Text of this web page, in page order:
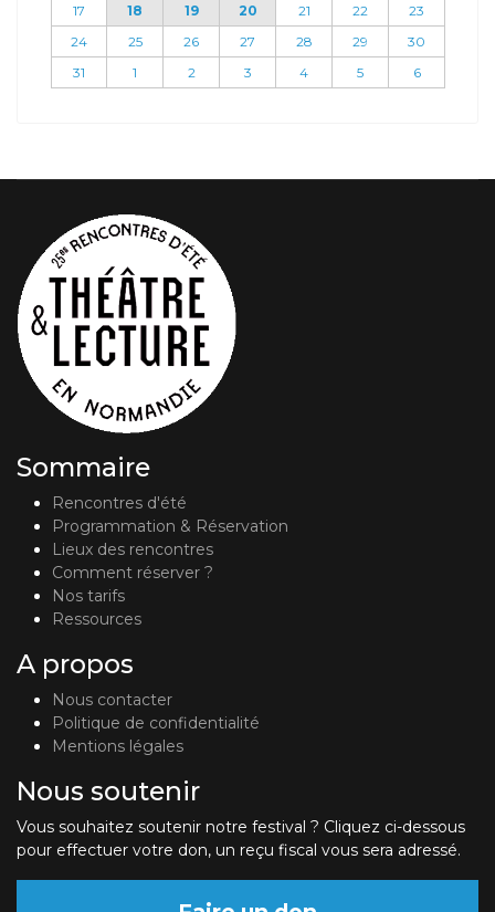
17
18 19 20 21 22
23
24
25 26 27 28 29
30
31
1 2 3 4 5 6
Sommaire
Rencontres d'été
Programmation & Réservation
Lieux des rencontres
Comment réserver ?
Nos tarifs
Ressources
A propos
Nous contacter
Politique de confidentialité
Mentions légales
Nous soutenir
Vous souhaitez soutenir notre festival ? Cliquez ci-dessous
pour effectuer votre don, un reçu fiscal vous sera adressé.